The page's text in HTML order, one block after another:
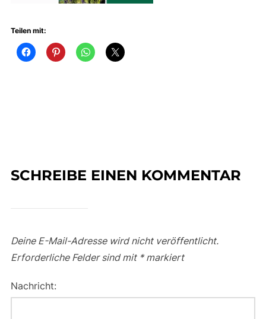
Teilen mit:
SCHREIBE EINEN KOMMENTAR
Deine E-Mail-Adresse wird nicht veröffentlicht.
Erforderliche Felder sind mit *markiert
Nachricht: